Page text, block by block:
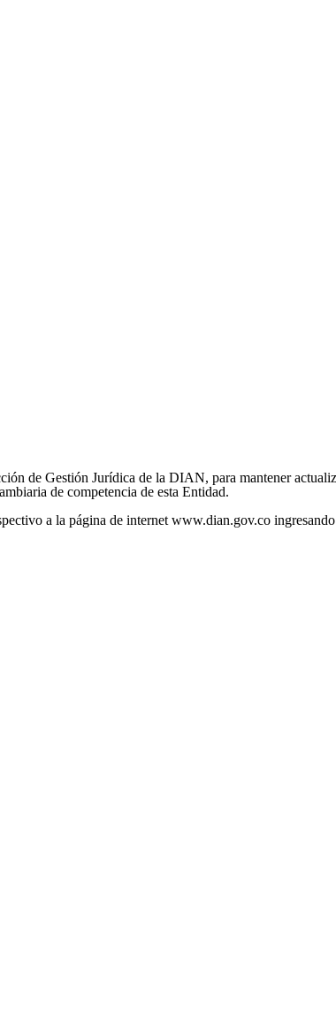
de Gestión Jurídica de la DIAN, para mantener
de competencia de esta Entidad.
a la página de internet www.dian.gov.co